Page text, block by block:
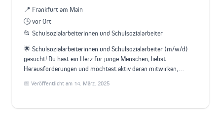
📍 Frankfurt am Main
🕒 vor Ort
📂 Schulsozialarbeiterinnen und Schulsozialarbeiter
🌟 Schulsozialarbeiterinnen und Schulsozialarbeiter (m/w/d)
gesucht! Du hast ein Herz für junge Menschen, liebst
Herausforderungen und möchtest aktiv daran mitwirken,…
📅 Veröffentlicht am 14. März. 2025